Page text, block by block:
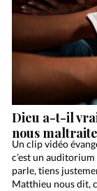
Dieu a-t-il
nous
Un clip vidéo
c’est un
parle, tiens
Matthieu nous dit,